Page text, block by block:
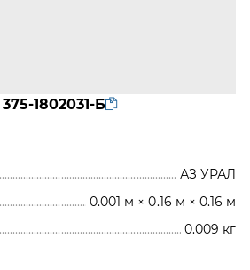
375-1802031-Б
АЗ УРАЛ
0.001 м × 0.16 м × 0.16 м
0.009 кг